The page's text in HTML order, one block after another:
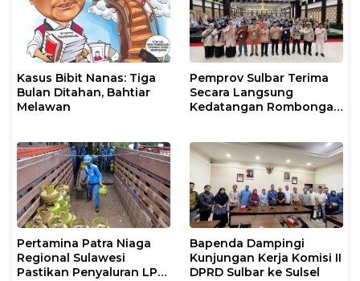
Kasus Bibit Nanas: Tiga
Bulan Ditahan, Bahtiar
Melawan
Pemprov Sulbar Terima
Secara Langsung
Kedatangan Rombongan
Pertamina Patra Niaga
Regional Sulawesi
Pastikan Penyaluran LPG
Bapenda Dampingi
Kunjungan Kerja Komisi II
DPRD Sulbar ke Sulsel